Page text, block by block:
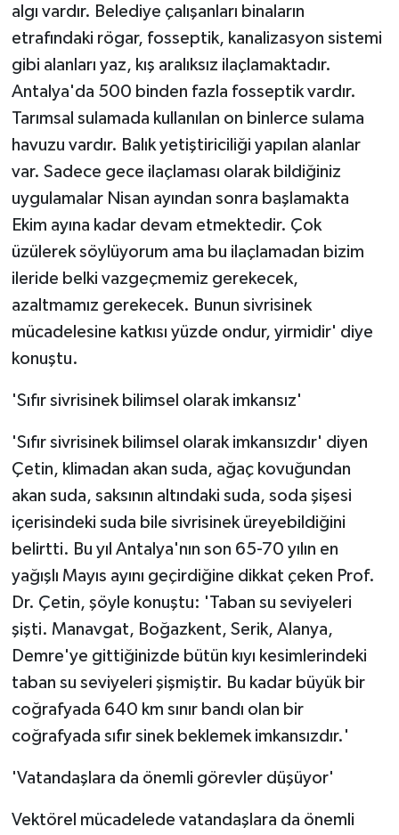
algı vardır. Belediye çalışanları binaların
etrafındaki rögar, fosseptik, kanalizasyon sistemi
gibi alanları yaz, kış aralıksız ilaçlamaktadır.
Antalya'da 500 binden fazla fosseptik vardır.
Tarımsal sulamada kullanılan on binlerce sulama
havuzu vardır. Balık yetiştiriciliği yapılan alanlar
var. Sadece gece ilaçlaması olarak bildiğiniz
uygulamalar Nisan ayından sonra başlamakta
Ekim ayına kadar devam etmektedir. Çok
üzülerek söylüyorum ama bu ilaçlamadan bizim
ileride belki vazgeçmemiz gerekecek,
azaltmamız gerekecek. Bunun sivrisinek
mücadelesine katkısı yüzde ondur, yirmidir' diye
konuştu.
'Sıfır sivrisinek bilimsel olarak imkansız'
'Sıfır sivrisinek bilimsel olarak imkansızdır' diyen
Çetin, klimadan akan suda, ağaç kovuğundan
akan suda, saksının altındaki suda, soda şişesi
içerisindeki suda bile sivrisinek üreyebildiğini
belirtti. Bu yıl Antalya'nın son 65-70 yılın en
yağışlı Mayıs ayını geçirdiğine dikkat çeken Prof.
Dr. Çetin, şöyle konuştu: 'Taban su seviyeleri
şişti. Manavgat, Boğazkent, Serik, Alanya,
Demre'ye gittiğinizde bütün kıyı kesimlerindeki
taban su seviyeleri şişmiştir. Bu kadar büyük bir
coğrafyada 640 km sınır bandı olan bir
coğrafyada sıfır sinek beklemek imkansızdır.'
'Vatandaşlara da önemli görevler düşüyor'
Vektörel mücadelede vatandaşlara da önemli